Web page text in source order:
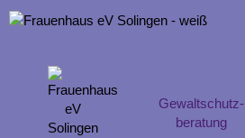
Gewaltschutz-
beratung